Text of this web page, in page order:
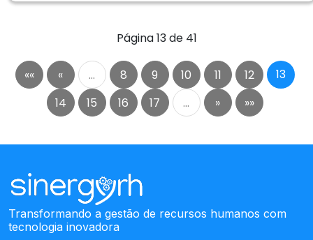
Página 13 de 41
«« « … 8 9 10 11 12
13
14
15 16 17 … » »»
Transformando a gestão de recursos humanos com
tecnologia inovadora